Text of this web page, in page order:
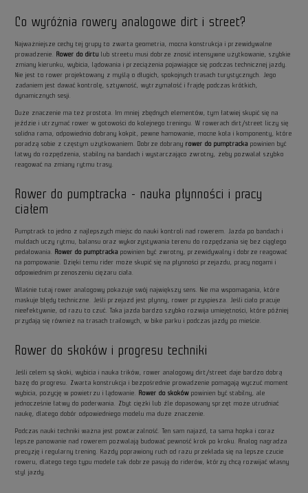
Co wyróżnia rowery analogowe dirt i street?
Najważniejsze cechy tej grupy to zwarta geometria, mocna konstrukcja i przewidywalne
prowadzenie. Rower do dirtu lub streetu musi dobrze znosić intensywne użytkowanie, szybkie
zmiany kierunku, wybicia, lądowania i przeciążenia pojawiające się podczas technicznej jazdy.
Nie jest to rower projektowany z myślą o długich, spokojnych trasach turystycznych. Jego
zadaniem jest dawać kontrolę, sztywność, wytrzymałość i frajdę podczas krótkich,
dynamicznych sesji.
Duże znaczenie ma też prostota. Im mniej zbędnych elementów, tym łatwiej skupić się na
jeździe i utrzymać rower w gotowości do kolejnego treningu. W rowerach dirt/street liczy się
solidna rama, odpowiednio dobrany kokpit, pewne hamowanie, mocne koła i komponenty, które
poradzą sobie z częstym użytkowaniem. Dobrze dobranyrower do pumptracka powinien być
łatwy do rozpędzenia, stabilny na bandach i wystarczająco zwrotny, żeby pozwalał szybko
reagować na zmiany rytmu trasy.
Rower do pumptracka - nauka płynności i pracy
ciałem
Pumptrack to jedno z najlepszych miejsc do nauki kontroli nad rowerem. Jazda po bandach i
muldach uczy rytmu, balansu oraz wykorzystywania terenu do rozpędzania się bez ciągłego
pedałowania. Rower do pumptracka powinien być zwrotny, przewidywalny i dobrze reagować
na pompowanie. Dzięki temu rider może skupić się na płynności przejazdu, pracy nogami i
odpowiednim przenoszeniu ciężaru ciała.
Właśnie tutaj rower analogowy pokazuje swój największy sens. Nie ma wspomagania, które
maskuje błędy techniczne. Jeśli przejazd jest płynny, rower przyspiesza. Jeśli ciało pracuje
nieefektywnie, od razu to czuć. Taka jazda bardzo szybko rozwija umiejętności, które później
przydają się również na trasach trailowych, w bike parku i podczas jazdy po mieście.
Rower do skoków i progresu techniki
Jeśli celem są skoki, wybicia i nauka trików, rower analogowy dirt/street daje bardzo dobrą
bazę do progresu. Zwarta konstrukcja i bezpośrednie prowadzenie pomagają wyczuć moment
wybicia, pozycję w powietrzu i lądowanie. Rower do skoków powinien być stabilny, ale
jednocześnie łatwy do poderwania. Zbyt ciężki lub źle dopasowany sprzęt może utrudniać
naukę, dlatego dobór odpowiedniego modelu ma duże znaczenie.
Podczas nauki techniki ważna jest powtarzalność. Ten sam najazd, ta sama hopka i coraz
lepsze panowanie nad rowerem pozwalają budować pewność krok po kroku. Analog nagradza
precyzję i regularny trening. Każdy poprawiony ruch od razu przekłada się na lepsze czucie
roweru, dlatego tego typu modele tak dobrze pasują do riderów, którzy chcą rozwijać własny
styl jazdy.